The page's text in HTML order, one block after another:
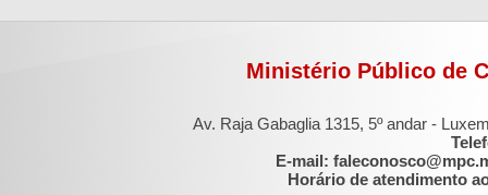
Ministério Público de
Av. Raja Gabaglia 1315, 5º andar -
E-mail:
Horário de atendimento